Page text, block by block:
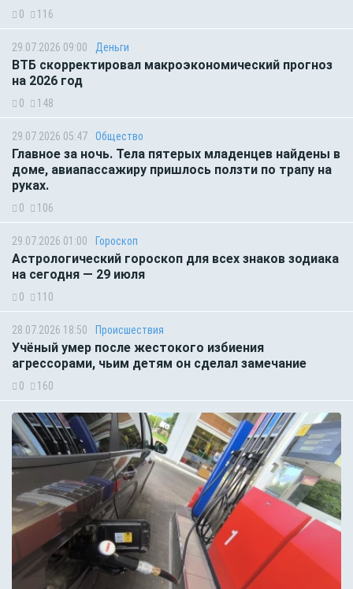
0 116
29.07.2026 09:00 Деньги
ВТБ скорректировал макроэкономический прогноз
на 2026 год
0 148
29.07.2026 05:47 Общество
Главное за ночь. Тела пятерых младенцев найдены в
доме, авиапассажиру пришлось ползти по трапу на
руках.
0 106
29.07.2026 01:00 Гороскоп
Астрологический гороскоп для всех знаков зодиака
на сегодня — 29 июля
0 110
28.07.2026 18:50 Происшествия
Учёный умер после жестокого избиения
агрессорами, чьим детям он сделал замечание
0 160